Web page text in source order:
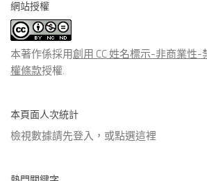
類
文
章
網站授權
本著作係採用創用 CC 姓名標示-非商業性-
權條款授權.
本頁面人次統計
檢視數據請先登入，或點選這裡